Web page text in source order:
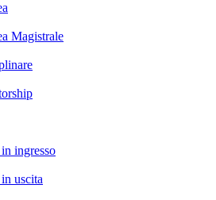
Magistrale
ingresso
uscita